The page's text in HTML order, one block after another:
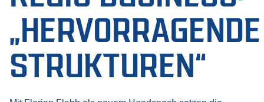
„HERVORRAGENDE
STRUKTUREN“